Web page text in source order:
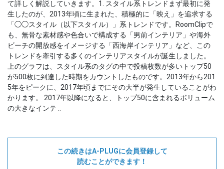
て詳しく解説していきます。1. スタイル系トレンドまず最初に発
生したのが、2013年頃に生まれた、積極的に「映え」を追求する
「◯◯スタイル（以下スタイル）」系トレンドです。RoomClipで
も、無骨な素材感や色合いで構成する「男前インテリア」や海外
ビーチの開放感をイメージする「西海岸インテリア」など、この
トレンドを牽引する多くのインテリアスタイルが誕生しました。
上のグラフは、スタイル系のタグの中で投稿枚数が多いトップ50
が500枚に到達した時期をカウントしたものです。2013年から201
5年をピークに、2017年頃までにその大半が発生していることがわ
かります。 2017年以降になると、トップ50に含まれるボリューム
の大きなインテ ..
この続きはA-PLUGに会員登録して
読むことができます！